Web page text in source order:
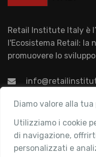
Diamo valore alla
Utilizziamo i cookie
di navigazione,
personalizzati e
Retail Institute Italy è
l'Ecosistema Retail: la
promuovere lo
Associazione
Chi siamo
Attività
Contatti